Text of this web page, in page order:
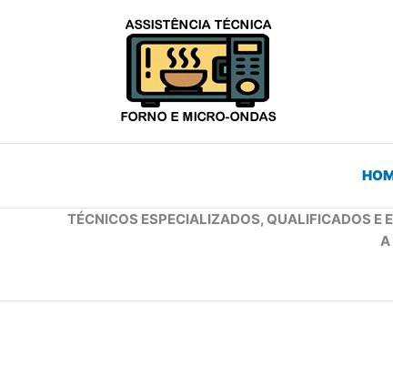
TÉCNICOS ESPECIALIZADOS, QUALIFICADOS E
A